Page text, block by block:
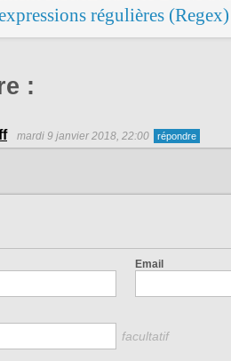
régulières
:
mardi 9 janvier 2018, 22:00
Email
facultatif